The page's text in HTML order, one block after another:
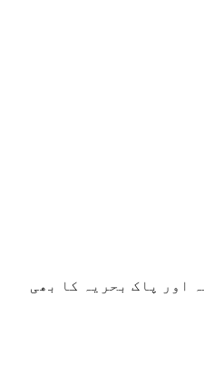
اداروں کی وجہ سے سکون سے سوتے ہیں تو اس میں 33-33 فی صد پاک فضائیہ اور پاک بحریہ کا بھی